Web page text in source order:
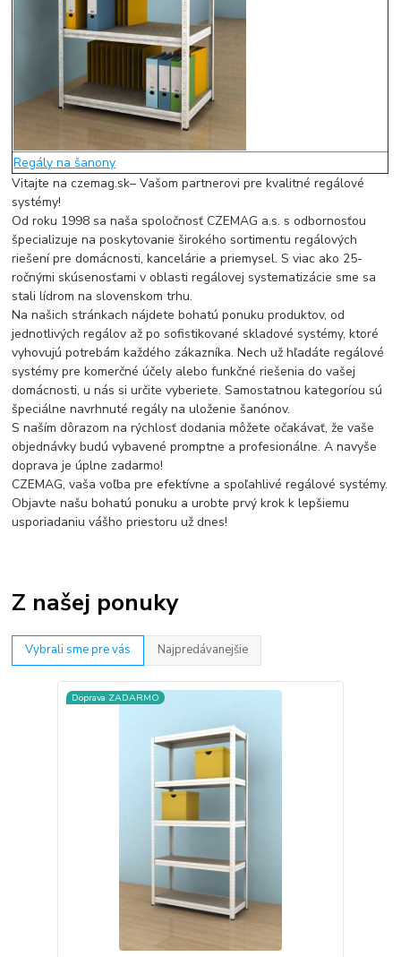
Regály na šanony
Vitajte na czemag.sk– Vašom partnerovi pre kvalitné regálové
systémy!
Od roku 1998 sa naša spoločnosť CZEMAG a.s. s odbornosťou
špecializuje na poskytovanie širokého sortimentu regálových
riešení pre domácnosti, kancelárie a priemysel. S viac ako 25-
ročnými skúsenosťami v oblasti regálovej systematizácie sme sa
stali lídrom na slovenskom trhu.
Na našich stránkach nájdete bohatú ponuku produktov, od
jednotlivých regálov až po sofistikované skladové systémy, ktoré
vyhovujú potrebám každého zákazníka. Nech už hľadáte regálové
systémy pre komerčné účely alebo funkčné riešenia do vašej
domácnosti, u nás si určite vyberiete. Samostatnou kategoríou sú
špeciálne navrhnuté regály na uloženie šanónov.
S naším dôrazom na rýchlosť dodania môžete očakávať, že vaše
objednávky budú vybavené promptne a profesionálne. A navyše
doprava je úplne zadarmo!
CZEMAG, vaša voľba pre efektívne a spoľahlivé regálové systémy.
Objavte našu bohatú ponuku a urobte prvý krok k lepšiemu
usporiadaniu vášho priestoru už dnes!
Z našej ponuky
Vybrali sme pre vás Najpredávanejšie
Doprava ZADARMO